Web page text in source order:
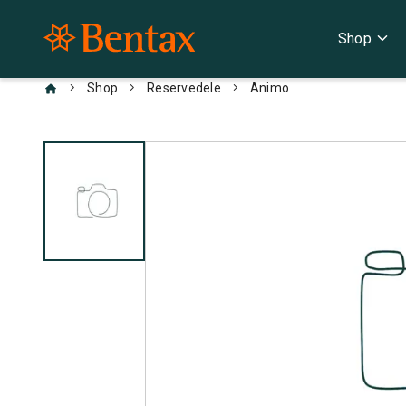
Shop expand_more
chevron_right Shop chevron_right Reservedele chevron_right Animo